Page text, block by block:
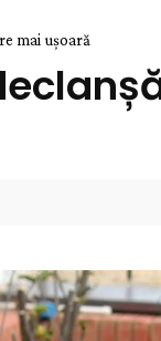
mai ușoară